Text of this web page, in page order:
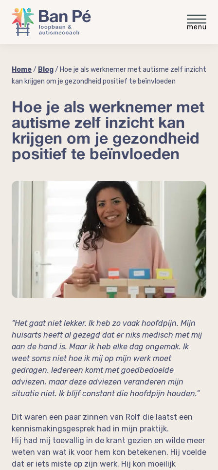
Gratis video
“meer rust minder stress”
Welke baan past bij mij?
Gratis werkgevergids
Autisme op de werkvloer
Coaching voor medewerkers
Praktische workshop neurodiversiteit
op de werkvloer
Blog
Ervaringen
Over Ban Pé
Neem vrijblijvend contact op!
Home/ Blog/ Hoe je als werknemer met autisme zelf inzicht
kan krijgen om je gezondheid positief te beïnvloeden
Hoe je als werknemer met
autisme zelf inzicht kan
krijgen om je gezondheid
positief te beïnvloeden
“Het gaat niet lekker. Ik heb zo vaak hoofdpijn. Mijn
huisarts heeft al gezegd dat er niks medisch met mij
aan de hand is. Maar ik heb elke dag ongemak. Ik
weet soms niet hoe ik mij op mijn werk moet
gedragen. Iedereen komt met goedbedoelde
adviezen, maar deze adviezen veranderen mijn
situatie niet. Ik blijf constant die hoofdpijn houden.”
Dit waren een paar zinnen van Rolf die laatst een
kennismakingsgesprek had in mijn praktijk.
Hij had mij toevallig in de krant gezien en wilde meer
weten van wat ik voor hem kon betekenen. Hij voelde
dat er iets miste op zijn werk. Hij kon moeilijk